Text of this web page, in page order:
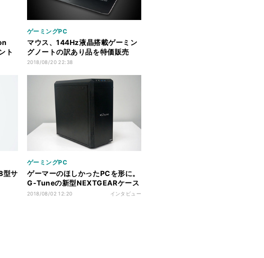
ト
ゲーミングPC
マウス、144Hz液晶搭載ゲーミン
グノートの訳あり品を特価販売
2018/08/20 22:38
型サ
ゲーミングPC
ゲーマーのほしかったPCを形に。
G-Tuneの新型NEXTGEARケース
はどうして生まれた?
2018/08/02 12:20 インタビュー